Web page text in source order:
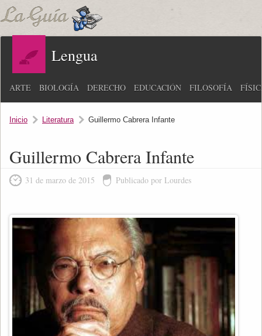
Lengua
ARTE BIOLOGÍA DERECHO EDUCACIÓN FILOSOFÍA
Inicio Literatura Guillermo Cabrera Infante
Guillermo Cabrera Infante
31 de marzo de 2015 Publicado por Lourdes